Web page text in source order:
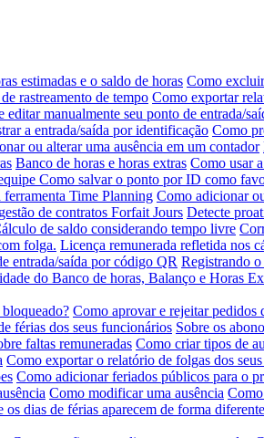
estimadas e o saldo de horas Como
rastreamento de tempo Como exportar
editar manualmente seu ponto de entrada/
a entrada/saída por identificação Como
ou alterar uma ausência em um contador
Banco de horas e horas extras Como usar
Como salvar o ponto por ID como
ferramenta Time Planning Como adicionar
de contratos Forfait Jours Detecte
de saldo considerando tempo livre
folga. Licença remunerada refletida nos
entrada/saída por código QR Registrando
do Banco de horas, Balanço e Horas
Como aprovar e rejeitar pedidos
férias dos seus funcionários Sobre os
faltas remuneradas Como criar tipos de
Como exportar o relatório de folgas dos
Como adicionar feriados públicos para o
Como modificar uma ausência
os dias de férias aparecem de forma